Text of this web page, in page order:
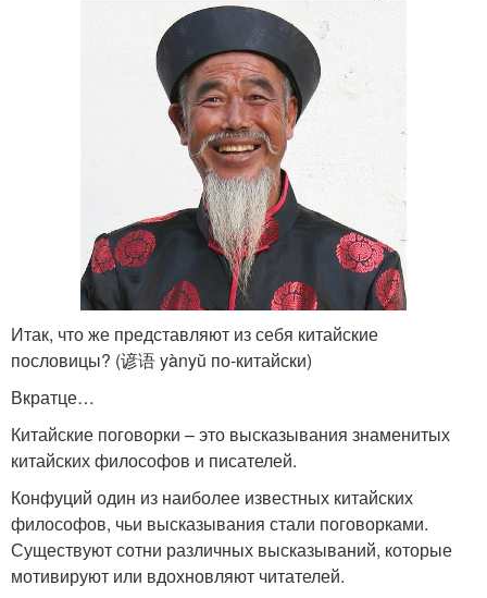
Итак, что же представляют из себя китайские
пословицы? (谚语 yànyŭ по-китайски)
Вкратце…
Китайские поговорки – это высказывания знаменитых
китайских философов и писателей.
Конфуций один из наиболее известных китайских
философов, чьи высказывания стали поговорками.
Существуют сотни различных высказываний, которые
мотивируют или вдохновляют читателей.